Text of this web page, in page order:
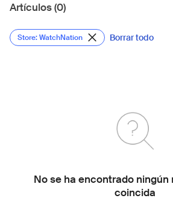
Artículos (0)
Store: WatchNation Borrar todo
No se ha encontrado ningún
coincida